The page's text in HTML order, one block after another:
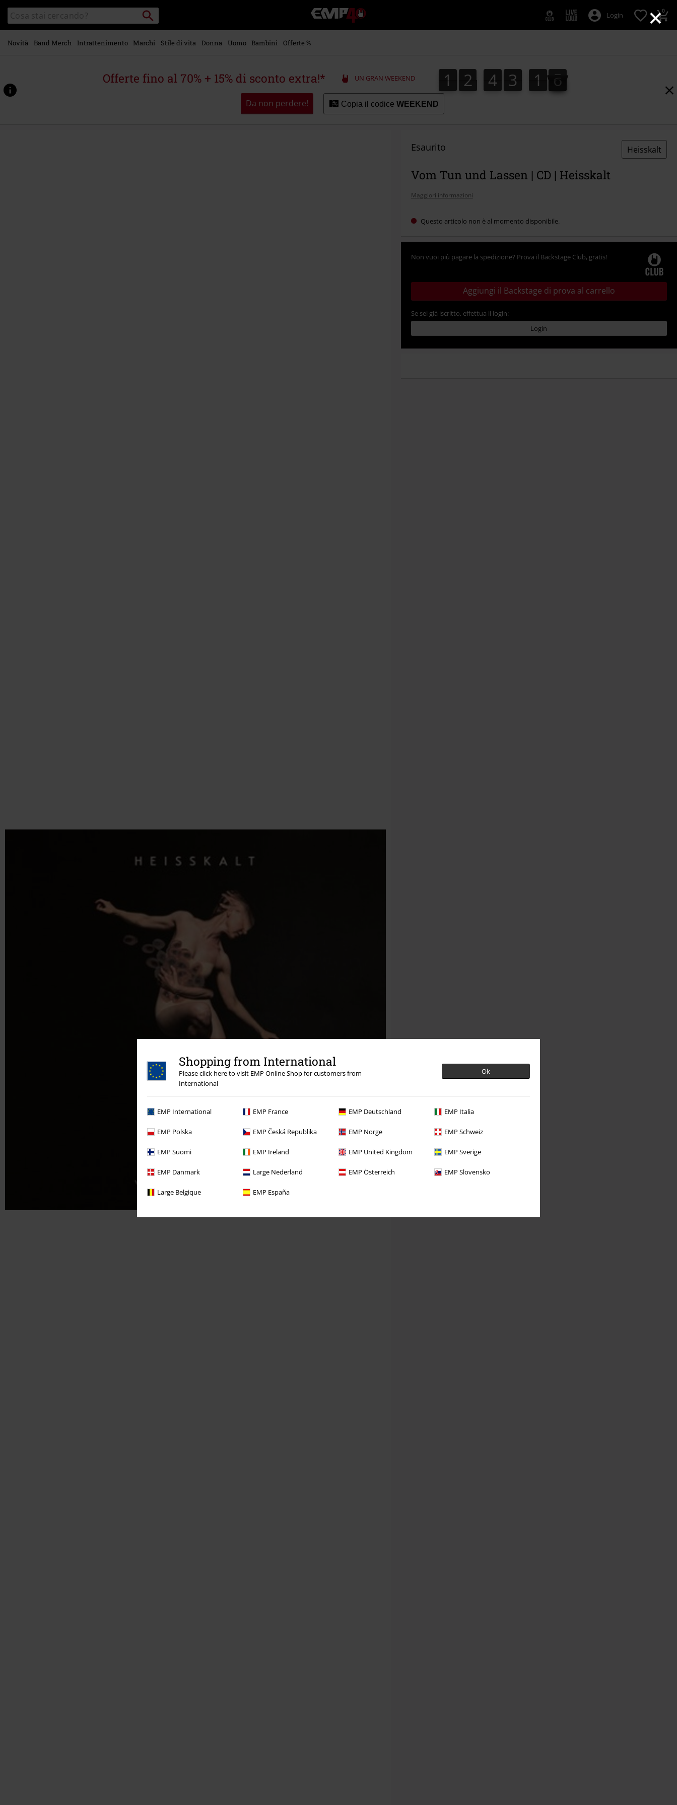
×
Shopping from International
Please click here to visit EMP Online Shop for customers from
International
Ok
EMP International EMP France EMP Deutschland EMP Italia
EMP Polska EMP Česká Republika EMP Norge EMP Schweiz
EMP Suomi EMP Ireland EMP United Kingdom EMP Sverige
EMP Danmark Large Nederland EMP Österreich EMP Slovensko
Large Belgique EMP España
contenuto
principale
Cerca
nel
catalogo
Cerca
Punto
di
ritiro
EMP
-
Musica,
Videogame
-
Abbigliamento
Login 0
Novità Band Merch Intrattenimento Marchi Stile di vita Donna Uomo Bambini Offerte %
Offerte fino al 70% + 15% di sconto extra!* UN GRAN WEEKEND 1
1 2
2 4
4 3
3 1
2
1 4
5
4
6
5
Da non perdere! Copia il codice WEEKEND
Esaurito Heisskalt
Vom Tun und Lassen | CD | Heisskalt
Maggiori informazioni
Questo articolo non è al momento disponibile.
Non vuoi più pagare la spedizione? Prova il Backstage Club, gratis!
Aggiungi il Backstage di prova al carrello
Se sei già iscritto, effettua il login:
Login